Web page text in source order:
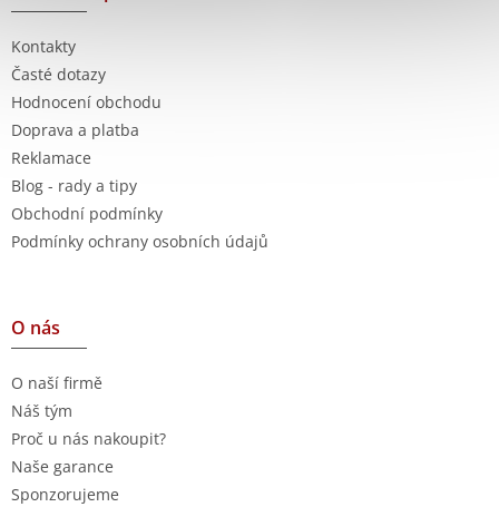
Kontakty
Časté dotazy
Hodnocení obchodu
Doprava a platba
Reklamace
Blog - rady a tipy
Obchodní podmínky
Podmínky ochrany osobních údajů
O nás
O naší firmě
Náš tým
Proč u nás nakoupit?
Naše garance
Sponzorujeme